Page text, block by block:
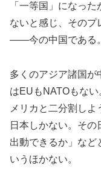
「一等国」になっ
ないと感じ、そのプ
――今の中国である。
多くのアジア諸国が
はEUもNATOもな
メリカと二分割し
日本しかない。そ
出動できるか」など
いうほかない。